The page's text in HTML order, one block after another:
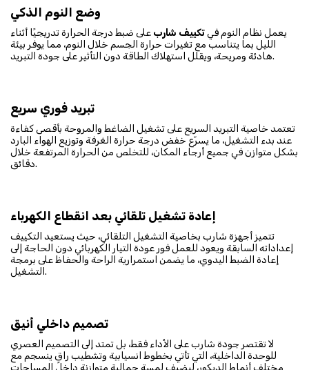
يعمل نظام النوم فيتكييف شارب على ضبط درجة الحرارة تدريجيًا أثناء
الليل بما يتناسب مع تغيرات حرارة الجسم خلال النوم، مما يوفر بيئة
هادئة ومريحة، ويقلل استهلاك الطاقة دون التأثير على جودة التبريد.
تبريد فوري سريع
تعتمد خاصية التبريد السريع على تشغيل الضاغط والمروحة بأقصى كفاءة
عند بدء التشغيل، ما يسرّع خفض درجة حرارة الغرفة وتوزيع الهواء البارد
بشكل متوازن في جميع أرجاء المكان، للتخلص من الحرارة المرتفعة خلال
دقائق.
إعادة تشغيل تلقائي بعد انقطاع الكهرباء
تتميز أجهزة شارب بخاصية التشغيل التلقائي، حيث يستعيد التكييف
إعداداته السابقة ويعود للعمل فور عودة التيار الكهربائي دون الحاجة إلى
إعادة الضبط اليدوي، ما يضمن استمرارية الراحة والحفاظ على برمجة
التشغيل.
تصميم داخلي أنيق
لا تقتصر جودة شارب على الأداء فقط، بل تمتد إلى التصميم العصري
للوحدة الداخلية، التي تأتي بخطوط انسيابية وتشطيب راقٍ ينسجم مع
مختلف أنماط الديكور، ليضيف لمسة جمالية متوازنة داخل المساحات